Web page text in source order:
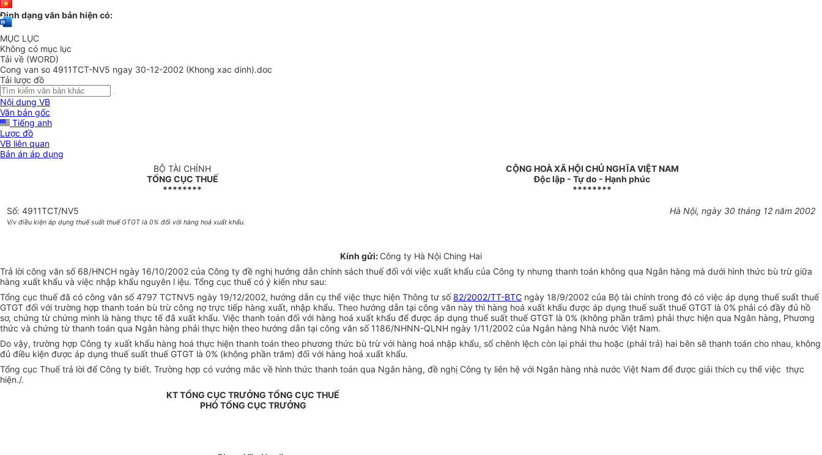
Định dạng văn bản hiện có:
MỤC LỤC
Không có mục lục
Tải về (WORD)
Cong van so 4911TCT-NV5 ngay 30-12-2002 (Khong xac dinh).doc
Tải lược đồ
Nội dung VB
Văn bản gốc
Tiếng anh
Lược đồ
VB liên quan
Bản án áp dụng
BỘ TÀI CHÍNH
TỔNG CỤC THUẾ
********
CỘNG HOÀ XÃ HỘI CHỦ NGHĨA VIỆT NAM
Độc lập - Tự do - Hạnh phúc
********
Số: 4911TCT/NV5
V/v điều kiện áp dụng thuế suất thuế GTGT là 0% đối với hàng hoá xuất khẩu.
Hà Nội, ngày 30 tháng 12 năm 2002
Kính gửi: Công ty Hà Nội Ching Hai
Trả lời công văn số 68/HNCH ngày 16/10/2002 của Công ty đề nghị hướng dẫn chính sách thuế đối với việc xuất khẩu của Công ty nhưng thanh toán không qua Ngân hàng mà dưới hình thức bù trừ giữa
hàng xuất khẩu và việc nhập khẩu nguyên l iệu. Tổng cục thuế có ý kiến như sau:
Tổng cục thuế đã có công văn số 4797 TCTNV5 ngày 19/12/2002, hướng dẫn cụ thể việc thực hiện Thông tư số82/2002/TT-BTC ngày 18/9/2002 của Bộ tài chính trong đó có việc áp dụng thuế suất thuế
GTGT đối với trường hợp thanh toán bù trừ công nợ trực tiếp hàng xuất, nhập khẩu. Theo hướng dẫn tại công văn này thì hàng hoá xuất khẩu được áp dụng thuế suất thuế GTGT là 0% phải có đầy đủ hồ
sơ, chứng từ chứng minh là hàng thực tế đã xuất khẩu. Việc thanh toán đối với hàng hoá xuất khẩu để được áp dụng thuế suất thuế GTGT là 0% (không phần trăm) phải thực hiện qua Ngân hàng, Phương
thức và chứng từ thanh toán qua Ngân hàng phải thực hiện theo hướng dẫn tại công văn số 1186/NHNN-QLNH ngày 1/11/2002 của Ngân hàng Nhà nước Việt Nam.
Do vậy, trường hợp Công ty xuất khẩu hàng hoá thực hiện thanh toán theo phương thức bù trừ với hàng hoá nhập khẩu, số chênh lệch còn lại phải thu hoặc (phải trả) hai bên sẽ thanh toán cho nhau, không
đủ điều kiện được áp dụng thuế suất thuế GTGT là 0% (không phần trăm) đối với hàng hoá xuất khẩu.
Tổng cục Thuế trả lời để Công ty biết. Trường hợp có vướng mắc về hình thức thanh toán qua Ngân hàng, đề nghị Công ty liên hệ với Ngân hàng nhà nước Việt Nam để được giải thích cụ thể việc thực
hiện./.
KT TỔNG CỤC TRƯỞNG TỔNG CỤC THUẾ
PHÓ TỔNG CỤC TRƯỞNG